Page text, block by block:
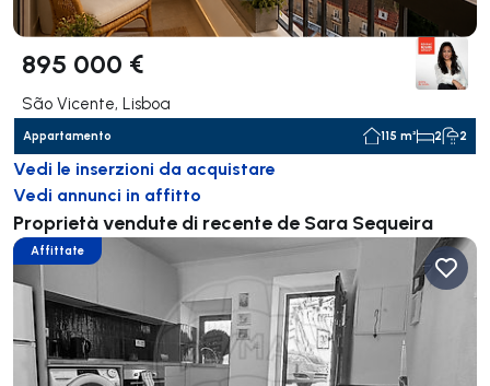
895 000 €
São Vicente, Lisboa
Appartamento 115 m² 2 2
Vedi le inserzioni da acquistare
Vedi annunci in affitto
Proprietà vendute di recente de Sara Sequeira
Affittate